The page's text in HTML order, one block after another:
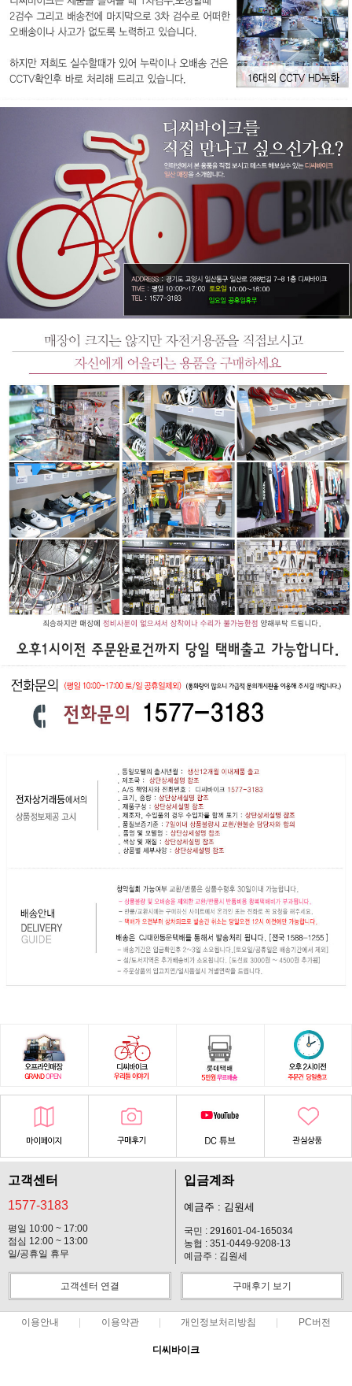
고객센터
1577-3183
평일 10:00 ~ 17:00
점심 12:00 ~ 13:00
일/공휴일 휴무
입금계좌
예금주 : 김원세
국민 : 291601-04-165034
농협 : 351-0449-9208-13
예금주 : 김원세
고객센터 연결 구매후기 보기
이용안내 이용약관 개인정보처리방침 PC버전
디씨바이크